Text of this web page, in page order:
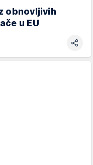
obnovljivih
u EU